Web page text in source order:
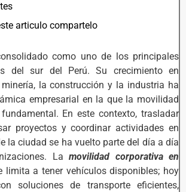
articulo compartelo
como uno de los principales
del sur del Perú. Su crecimiento en
la construcción y la industria ha
empresarial en la que la movilidad
En este contexto, trasladar
proyectos y coordinar actividades en
la ciudad se ha vuelto parte del día a día
La movilidad corporativa en
limita a tener vehículos disponibles; hoy
soluciones de transporte eficientes,